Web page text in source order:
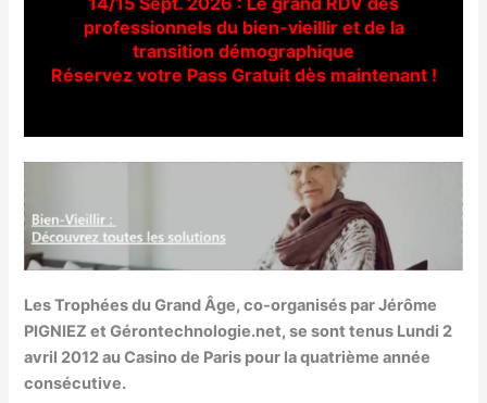
professionnels du bien-vieillir et de la
transition démographique
Réservez votre Pass Gratuit dès maintenant !
Les Trophées du Grand Âge, co-organisés par Jérôme
PIGNIEZ et Gérontechnologie.net, se sont tenus Lundi 2
avril 2012 au Casino de Paris pour la quatrième année
consécutive.